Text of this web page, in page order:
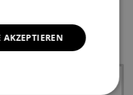
AKZEPTIEREN